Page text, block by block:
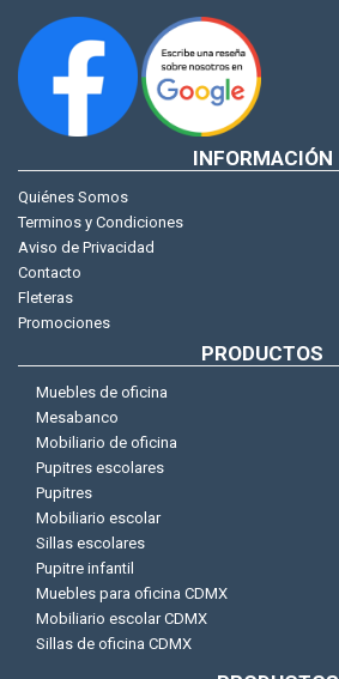
INFORMACIÓN
Quiénes Somos
Terminos y Condiciones
Aviso de Privacidad
Contacto
Fleteras
Promociones
PRODUCTOS
Muebles de oficina
Mesabanco
Mobiliario de oficina
Pupitres escolares
Pupitres
Mobiliario escolar
Sillas escolares
Pupitre infantil
Muebles para oficina CDMX
Mobiliario escolar CDMX
Sillas de oficina CDMX